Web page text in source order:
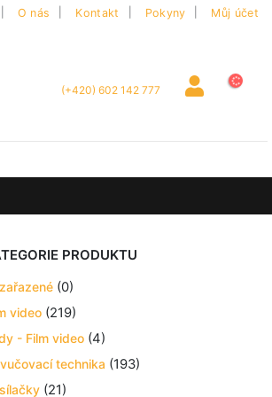
O nás Kontakt Pokyny Můj účet
(+420) 602 142 777
PRODUKTU
(0)
video (219)
- Film video (4)
technika (193)
(21)